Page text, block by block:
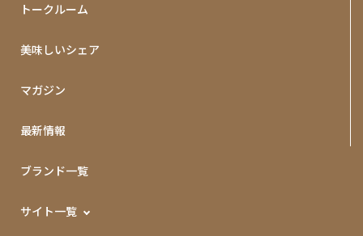
トークルーム
美味しいシェア
マガジン
最新情報
ブランド一覧
サイト一覧